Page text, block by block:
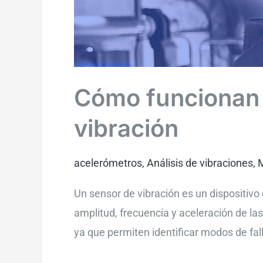
Cómo
vibración
acelerómetros, Análisis de vibraciones,
Un sensor de vibración es un
amplitud, frecuencia y aceleración de
ya que permiten identificar modos de